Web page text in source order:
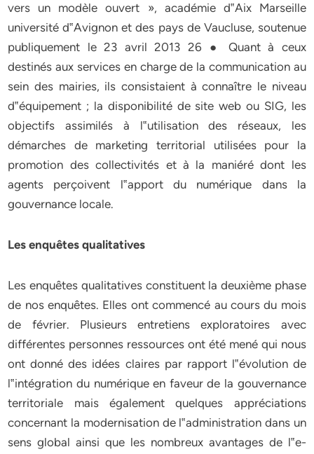
vers un modèle ouvert », académie d‟Aix Marseille
université d‟Avignon et des pays de Vaucluse, soutenue
publiquement le 23 avril 2013 26 ● Quant à ceux
destinés aux services en charge de la communication au
sein des mairies, ils consistaient à connaître le niveau
d‟équipement ; la disponibilité de site web ou SIG, les
objectifs assimilés à l‟utilisation des réseaux, les
démarches de marketing territorial utilisées pour la
promotion des collectivités et à la maniéré dont les
agents perçoivent l‟apport du numérique dans la
gouvernance locale.
Les enquêtes qualitatives
Les enquêtes qualitatives constituent la deuxième phase
de nos enquêtes. Elles ont commencé au cours du mois
de février. Plusieurs entretiens exploratoires avec
différentes personnes ressources ont été mené qui nous
ont donné des idées claires par rapport l‟évolution de
l‟intégration du numérique en faveur de la gouvernance
territoriale mais également quelques appréciations
concernant la modernisation de l‟administration dans un
sens global ainsi que les nombreux avantages de l‟e-